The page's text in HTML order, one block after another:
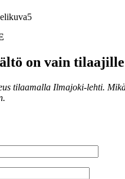
on vain tilaajille
tilaamalla Ilmajoki-lehti.